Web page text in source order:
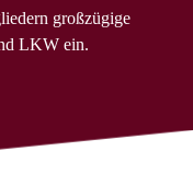
großzügige
LKW ein.